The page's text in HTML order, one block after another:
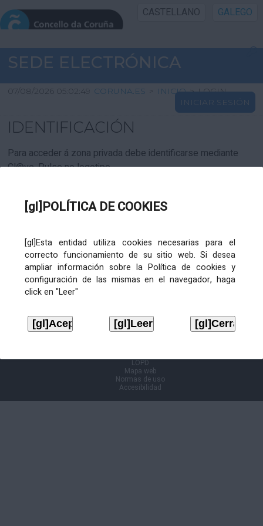
[gl]POLÍTICA DE COOKIES
[gl]Esta entidad utiliza cookies necesarias para el
correcto funcionamiento de su sitio web. Si desea
ampliar información sobre la Política de cookies y
configuración de las mismas en el navegador, haga
click en "Leer"
CASTELLANO GALEGO
INICIO SEDE
INICIO
INFORMACIÓN PÚBLICA
CARTAFOL CIDADÁN
SEDE ELECTRÓNICA
07/08/2026 05:02:49 CORUNA.ES > INICIO > LOGIN
INICIAR SESIÓN
IDENTIFICACIÓN
Para acceder á zona privada debe identificarse mediante
Cl@ve. Pulse no logotipo
LOPD
Mapa web
Normas de uso
Accesibilidad